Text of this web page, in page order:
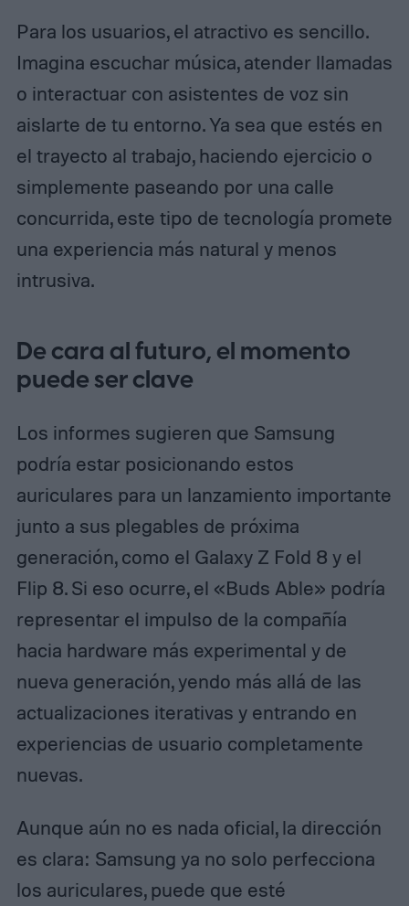
Para los usuarios, el atractivo es sencillo.
Imagina escuchar música, atender llamadas
o interactuar con asistentes de voz sin
aislarte de tu entorno. Ya sea que estés en
el trayecto al trabajo, haciendo ejercicio o
simplemente paseando por una calle
concurrida, este tipo de tecnología promete
una experiencia más natural y menos
intrusiva.
De cara al futuro, el momento
puede ser clave
Los informes sugieren que Samsung
podría estar posicionando estos
auriculares para un lanzamiento importante
junto a sus plegables de próxima
generación, como el Galaxy Z Fold 8 y el
Flip 8. Si eso ocurre, el «Buds Able» podría
representar el impulso de la compañía
hacia hardware más experimental y de
nueva generación, yendo más allá de las
actualizaciones iterativas y entrando en
experiencias de usuario completamente
nuevas.
Aunque aún no es nada oficial, la dirección
es clara: Samsung ya no solo perfecciona
los auriculares, puede que esté